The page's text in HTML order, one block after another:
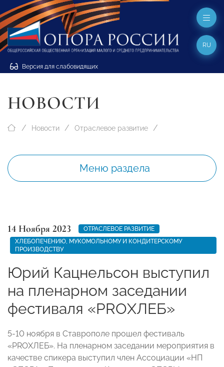
Версия для слабовидящих
RU
НОВОСТИ
Новости Отраслевое развитие
Меню раздела
14 Ноября 2023
ОТРАСЛЕВОЕ РАЗВИТИЕ
ХЛЕБОПЕЧЕНИЮ, МУКОМОЛЬНОМУ И КОНДИТЕРСКОМУ
ПРОИЗВОДСТВУ
Юрий Кацнельсон выступил
на пленарном заседании
фестиваля «PROХЛЕБ»
5-10 ноября в Ставрополе прошел фестиваль
«PROХЛЕБ». На пленарном заседании мероприятия в
качестве спикера выступил член Ассоциации «НП